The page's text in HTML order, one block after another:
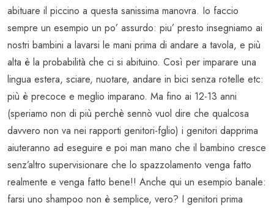
abituare il piccino a questa sanissima manovra. Io faccio
sempre un esempio un po’ assurdo: piu’ presto insegniamo ai
nostri bambini a lavarsi le mani prima di andare a tavola, e più
alta è la probabilità che ci si abituino. Così per imparare una
lingua estera, sciare, nuotare, andare in bici senza rotelle etc:
più è precoce e meglio imparano. Ma fino ai 12-13 anni
(speriamo non di più perchè sennò vuol dire che qualcosa
davvero non va nei rapporti genitori-fglio) i genitori dapprima
aiuteranno ad eseguire e poi man mano che il bambino cresce
senz’altro supervisionare che lo spazzolamento venga fatto
realmente e venga fatto bene!! Anche qui un esempio banale:
farsi uno shampoo non è semplice, vero? I genitori prima